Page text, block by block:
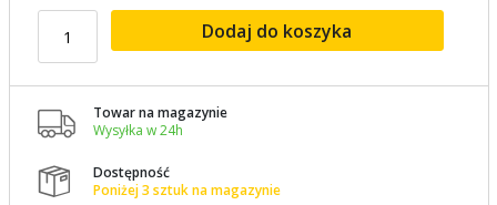
Dodaj do koszyka

Towar na magazynie
Wysyłka w 24h

Dostępność
Poniżej 3 sztuk na magazynie